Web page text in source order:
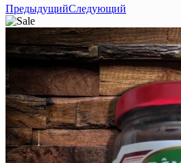
ПредыдущийСледующий